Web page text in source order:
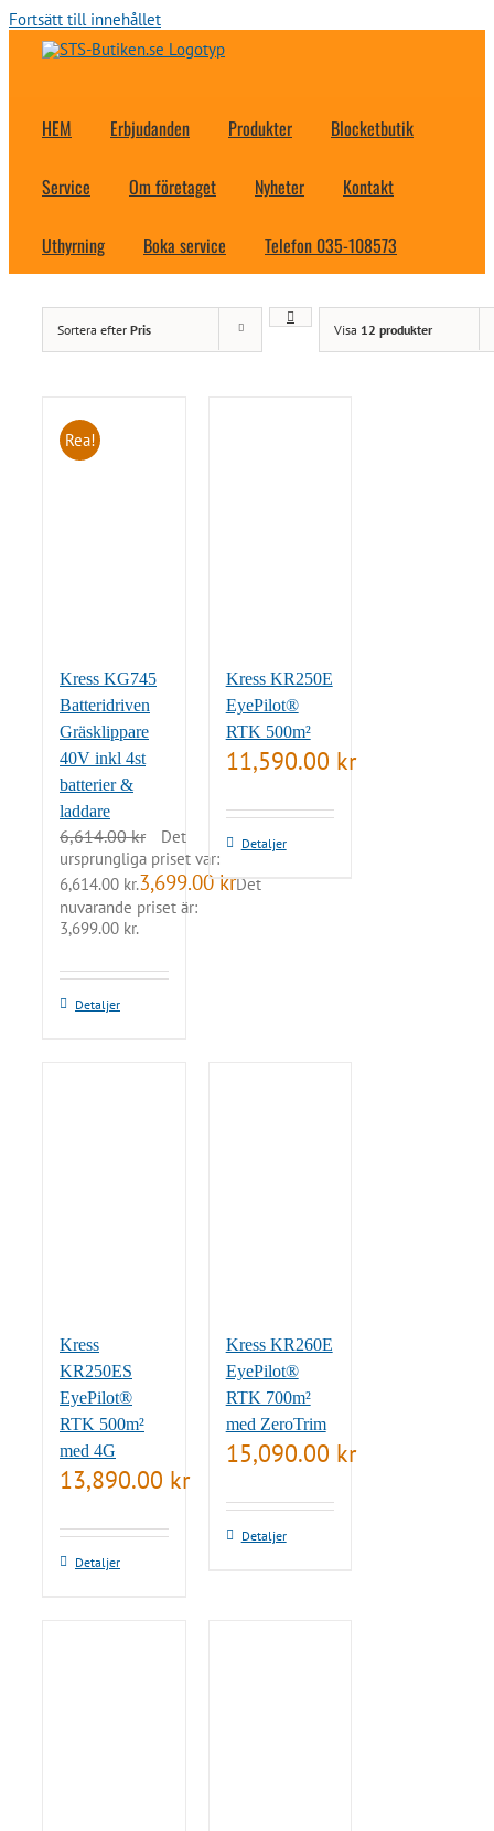
Fortsätt till innehållet
HEM Erbjudanden Produkter Blocketbutik
Service Om företaget Nyheter Kontakt
Uthyrning Boka service Telefon 035-108573
Sortera efter Pris Visa 12 produkter
Rea!
Kress KG745
Batteridriven
Gräsklippare
40V inkl 4st
batterier &
laddare
6,614.00kr
Det
ursprungliga priset var:
6,614.00 kr.3,699.00 krDet
nuvarande priset är:
3,699.00 kr.
Detaljer
Kress KR250E
EyePilot®
RTK 500m²
11,590.00 kr
Detaljer
Kress
KR250ES
EyePilot®
RTK 500m²
med 4G
13,890.00 kr
Detaljer
Kress KR260E
EyePilot®
RTK 700m²
med ZeroTrim
15,090.00 kr
Detaljer